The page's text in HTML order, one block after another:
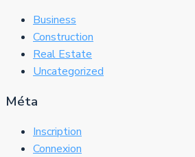
Business
Construction
Real Estate
Uncategorized
Méta
Inscription
Connexion